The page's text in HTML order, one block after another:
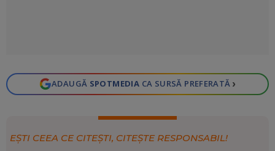
ADAUGĂ SPOTMEDIA CA SURSĂ PREFERATĂ ›
EȘTI CEEA CE CITEȘTI, CITEȘTE RESPONSABIL!